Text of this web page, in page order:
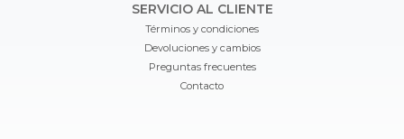
SERVICIO AL CLIENTE
Términos y condiciones
Devoluciones y cambios
Preguntas frecuentes
Contacto